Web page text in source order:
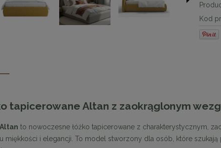
Kod
tapicerowane Altan z zaokrąglonym
Altan to nowoczesne łóżko tapicerowane z charakterystycznym,
miękkości i elegancji. To model stworzony dla osób, które